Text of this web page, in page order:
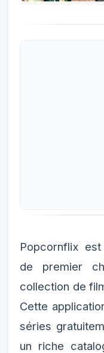
Popcornflix
de premier
collection de
Cette
séries
un riche